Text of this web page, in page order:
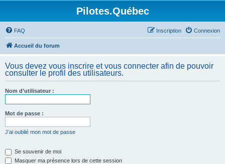
Pilotes.Québec
FAQ Connexion
Inscription
Accueil du forum
Vous devez vous inscrire et vous connecter afin de pouvoir
consulter le profil des utilisateurs.
Nom d’utilisateur :
Mot de passe :
J’ai oublié mon mot de passe
Se souvenir de moi
Masquer ma présence lors de cette session